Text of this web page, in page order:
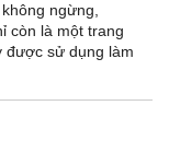
ngừng,
còn là một trang
được sử dụng làm